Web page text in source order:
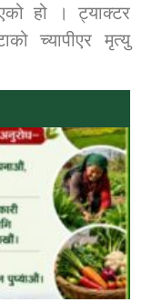
जुम्लाको सुचना
जुम्लाको सुचना
हो । ट्याक्टर
च्यापीएर मृत्यु